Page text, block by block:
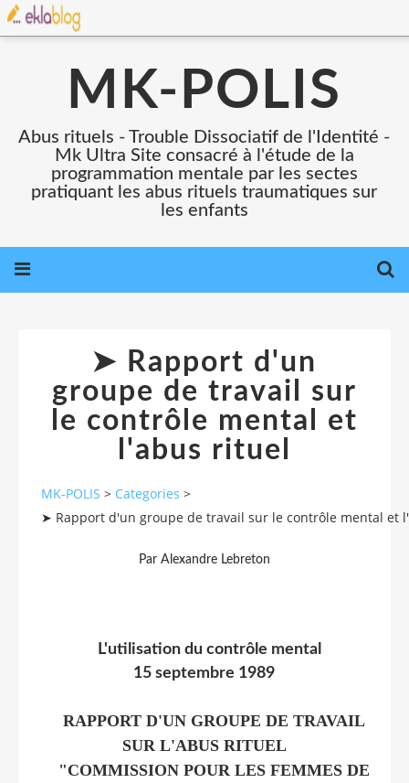
MK-POLIS
Abus rituels - Trouble Dissociatif de l'Identité -
Mk Ultra Site consacré à l'étude de la
programmation mentale par les sectes
pratiquant les abus rituels traumatiques sur
les enfants
➤ Rapport d'un
groupe de travail sur
le contrôle mental et
l'abus rituel
MK-POLIS > Categories >
➤ Rapport d'un groupe de travail sur le contrôle mental et
Par Alexandre Lebreton
L'utilisation du contrôle mental
15 septembre 1989
RAPPORT D'UN GROUPE DE TRAVAIL
SUR L'ABUS RITUEL
"COMMISSION POUR LES FEMMES DE